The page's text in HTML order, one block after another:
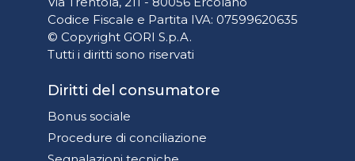
Codice Fiscale e Partita IVA: 07599620635
© Copyright GORI S.p.A.
Tutti i diritti sono riservati
Diritti del consumatore
Bonus sociale
Procedure di conciliazione